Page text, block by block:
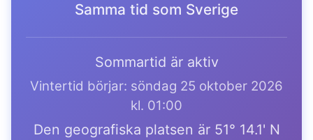
Samma tid som Sverige
Sommartid är aktiv
Vintertid börjar: söndag 25 oktober 2026
kl. 01:00
Den geografiska platsen är 51° 14.1' N